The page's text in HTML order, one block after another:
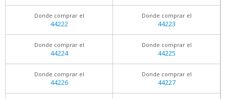
Donde comprar el
44222
Donde comprar el
44223
Donde comprar el
44224
Donde comprar el
44225
Donde comprar el
44226
Donde comprar el
44227